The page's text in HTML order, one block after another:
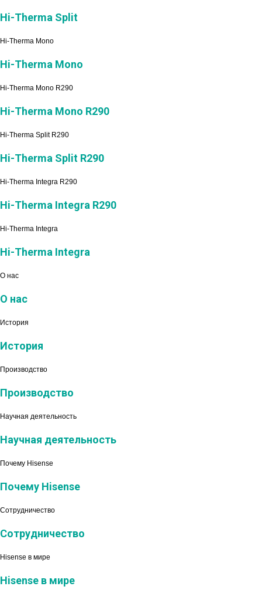
Hi-Therma Split
Hi-Therma Mono
Hi-Therma Mono
Hi-Therma Mono R290
Hi-Therma Mono R290
Hi-Therma Split R290
Hi-Therma Split R290
Hi-Therma Integra R290
Hi-Therma Integra R290
Hi-Therma Integra
Hi-Therma Integra
О нас
О нас
История
История
Производство
Производство
Научная деятельность
Научная деятельность
Почему Hisense
Почему Hisense
Сотрудничество
Сотрудничество
Hisense в мире
Hisense в мире